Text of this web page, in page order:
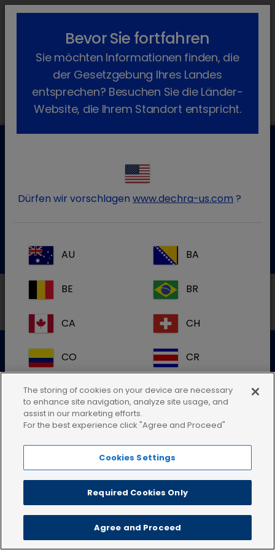
lock_outline search menu
Dormazolam
Kundenservice für Tierarztpraxen
Kontaktieren Sie unseren Kundenservice.
Tel.: 05572 / 40242-55
Cookie-Richtlinie
Impressum
Bevor Sie fortfahren
Sie möchten Informationen finden, die
der Gesetzgebung Ihres Landes
entsprechen? Besuchen Sie die Länder-
Website, die Ihrem Standort entspricht.
Dürfen wir vorschlagenwww.dechra-us.com ?
AU BA
BE BR
CA CH
CO CR
DE DK
ES FI
IE
The storing of cookies on your device are necessary
to enhance site navigation, analyze site usage, and
assist in our marketing efforts.
For the best experience click "Agree and Proceed"
Cookies Settings
Required Cookies Only
Agree and Proceed